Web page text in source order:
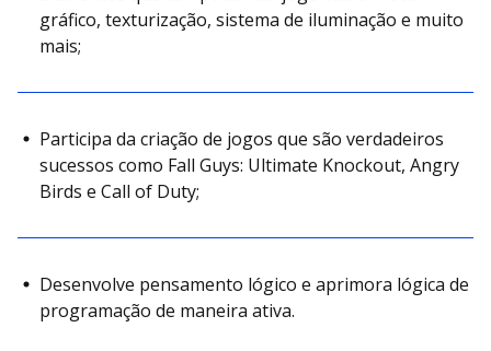
gráfico, texturização, sistema de iluminação e muito
mais;
Participa da criação de jogos que são verdadeiros
sucessos como Fall Guys: Ultimate Knockout, Angry
Birds e Call of Duty;
Desenvolve pensamento lógico e aprimora lógica de
programação de maneira ativa.